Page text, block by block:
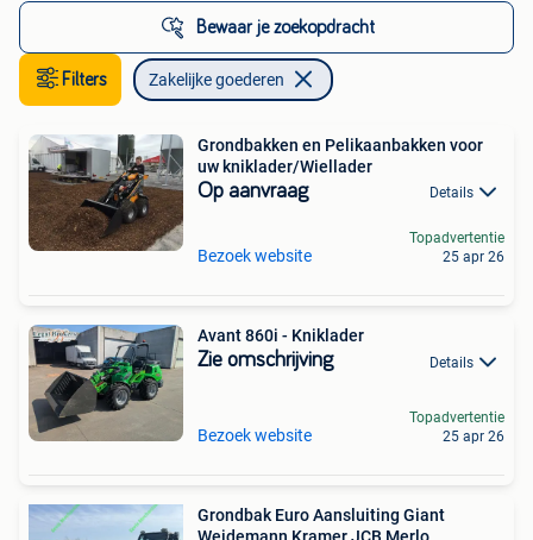
Bewaar je zoekopdracht
Filters Zakelijke goederen
Grondbakken en Pelikaanbakken voor
uw kniklader/Wiellader
Op aanvraag Details
Bezoek website
Topadvertentie
25 apr 26
Avant 860i - Kniklader
Zie omschrijving Details
Bezoek website
Topadvertentie
25 apr 26
Grondbak Euro Aansluiting Giant